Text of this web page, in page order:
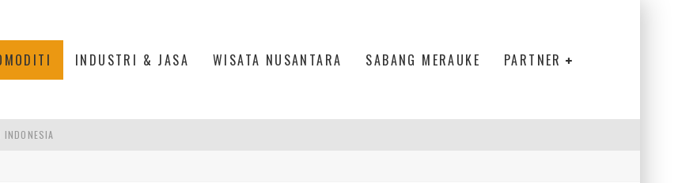
INDUSTRI & JASA WISATA NUSANTARA SABANG MERAUKE PARTNER
2, JAKARTA UTARA